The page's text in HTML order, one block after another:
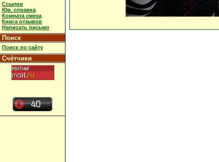
Ссылки
Юр. справка
Комната смеха
Книга отзывов
Написать письмо
Поиск
Поиск по сайту
Счётчики